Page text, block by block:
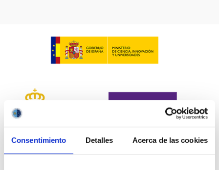
Consentimiento Detalles Acerca de las cookies